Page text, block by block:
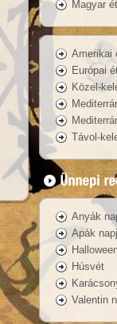
Magyar
Amerikai
Európai
Közel-
Távol-
Anyák
Apák
Húsvét
Valentin